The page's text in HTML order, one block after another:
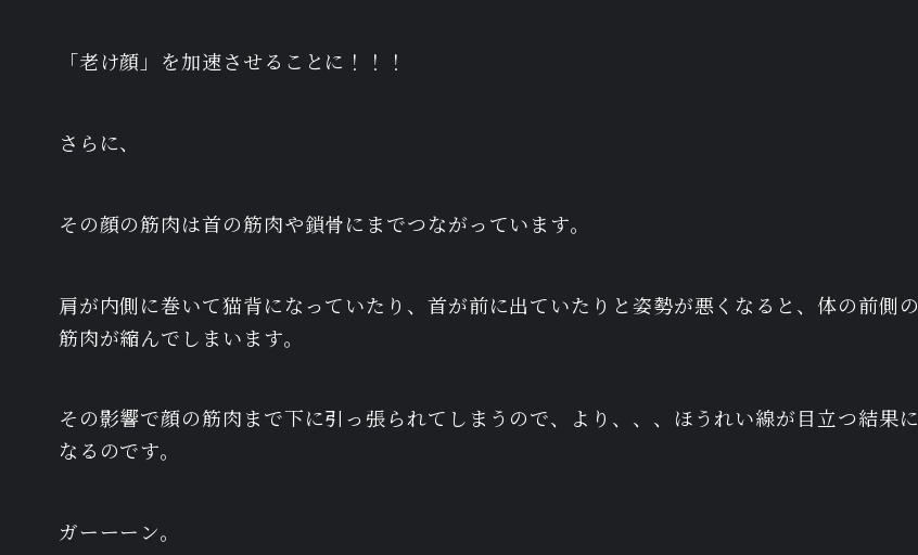
「老け顔」を加速させることに！！！
さらに、
その顔の筋肉は首の筋肉や鎖骨にまでつながっています。
肩が内側に巻いて猫背になっていたり、首が前に出ていたりと姿勢が悪くなると、体の前側の
筋肉が縮んでしまいます。
その影響で顔の筋肉まで下に引っ張られてしまうので、より、、、ほうれい線が目立つ結果に
なるのです。
ガーーーン。